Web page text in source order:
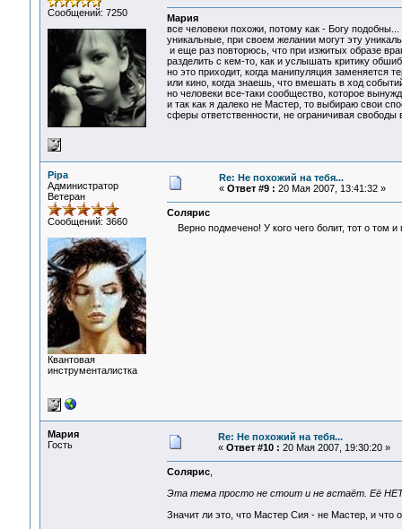
Сообщений: 7250
Мария
все человеки похожи, потому как - Богу
уникальные, при своем желании могут эту
и еще раз повторюсь, что при изжитых образе
разделить с кем-то, как и услышать критику
но это приходит, когда манипуляция заменяется
или кино, когда знаешь, что вмешать в ход
но человеки все-таки сообщество, которое
и так как я далеко не Мастер, то выбираю свои
сферы ответственности, не ограничивая
Pipa
Администратор
Ветеран
Сообщений: 3660
Квантовая
инструменталистка
Re: Не похожий на тебя...
« Ответ #9 : 20 Мая 2007, 13:41:32 »
Солярис
Верно подмечено! У кого чего болит, тот о том и
Мария
Гость
Re: Не похожий на тебя...
« Ответ #10 : 20 Мая 2007, 19:30:20 »
Солярис,
Эта тема просто не стоит и не встаёт. Её
Значит ли это, что Мастер Сия - не Мастер, и что